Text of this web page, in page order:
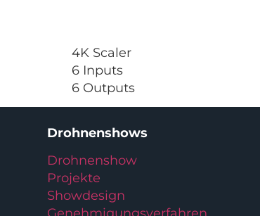
4K Scaler
6 Inputs
6 Outputs
Drohnenshows
Drohnenshow
Projekte
Showdesign